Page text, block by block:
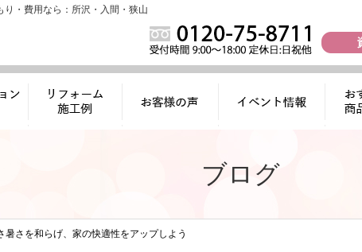
り・費用なら：所沢・入間・狭山
ブログ
暑さを和らげ、家の快適性をアップしよう